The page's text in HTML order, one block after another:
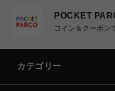
POCKET
コイン＆クーポン
カテゴリー